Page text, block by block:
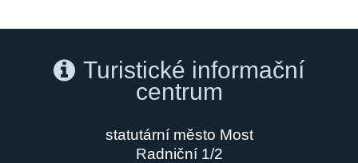
Turistické informační
centrum
statutární město Most
Radniční 1/2